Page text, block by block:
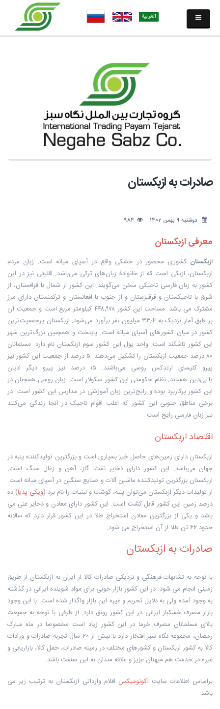
صادرات به ازبکستان
دوشنبه 9 بهمن 1402
معرفی ازبکستان
ازبکستان کشوری محصور در خشکی واقع در آسیای میانه است. زبان مردم
ازبکستان، ازبکی است که از خانوادهٔ زبان‌های ترکی می‌باشد. اقلیتی نیز در این
کشور به زبان فارسی تاجیکی سخن می‌گویند. این کشور از شمال با قزاقستان، از
شرق با تاجیکستان و قرقیزستان و از جنوب با افغانستان و ترکمنستان دارای مرز
مشترک می باشد. مساحت این کشور ۴۴۸٬۹۷۸ کیلومتر مربع است و جمعیت آن
بر طبق آمار نزدیک به ۳۳٫۴ میلیون نفر برآورد می‌شود. ازبکستان پرجمعیت‌ترین
کشور در میان کشورهای آسیای میانه است. پایتخت و همچنین بزرگ‌ترین شهر
این کشور تاشکَند است. واحد پول این کشور سوم ازبکستان نام دارد. مسلمانان
۸۰ درصد جمعیت ازبکستان را تشکیل می‌دهند. ۵ درصد از جمعیت این کشور نیز
پیرو کلیسای ارتدکس روسی
می‌باشند. ۱۵ درصد نیز پیرو دیگر ادیان
یا بی‌دین هستند. نظام حکومتی این کشور سکولار است. زبان روسی همچنان در
این کشور پرکاربرد بوده و رایج‌ترین زبان آموزشی در مدارس این کشور است. در
برخی مناطق جنوبی این کشور که اغلب اقوام تاجیک در آنجا زندگی می‌کنند
نیز زبان فارسی رایج است.
اقتصاد ازبکستان
ازبکستان دارای زمین‌های حاصل خیز بسیاری است و بزرگترین تولیدکننده پنبهدر
جهان می‌باشد. این کشور دارای ذخایر نفت،گاز، آهن و زغال سنگ است.
ازبکستان بزرگترین تولیدکننده ماشین آلات و صنایع سنگین درآسیای میانهاست.
از تولیدات دیگر ازبکستان می‌توان پنبه، گوشت و لبنیات را نام برد (ویکی پدیا).ده
درصد زمین این کشور قابل کشت است. این کشور دارای معادن و ذخایر غنی می
باشد و یکی از بزرگترین معادن استخراج طلا در این کشور قرار دارد که سالانه
حدود 66 تن طلا از آن استخراج می شود.
صادرات به ازبکستان
با توجه به تشابهات فرهنگی و نزدیکی صادرات کالا از ایران به ازبکستان از طریق
زمینی انجام می شود. در این کشور بازار خوبی برای مواد شوینده ایرانی در گذشته
به وجود آمده ولی به دلایل تحریم و غیره این بازار واگذار شده است. با این وجود
بازار مصرف خشکبار ایرانی در این کشور رونق دارد. از طرفی با توجه به جمیعت
بالای مسلمانان مصرف خرما در این کشور زیاد است مخصوصا در ماه مبارک
رمضان، مجموعه نگاه سبز افتخار دارد با بیش از 20 سال تجربه صادرات و ورادات
کالا به کشور ازبکستان و کشورهای مختلف در زمینه صادرات، حمل کالا، بازاریابی و
غیره در خدمت هم میهنان عزیز و علاقه مندان به این صنعت باشد.
براساس اطلاعات سایت اکونومیکس اقلام وارداتی ازبکستان به ترتیب زیر می
باشد